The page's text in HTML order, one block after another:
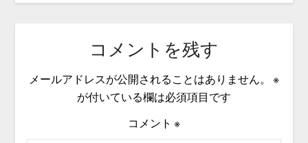
コメントを残す
メールアドレスが公開されることはありません。
※
が付いている欄は必須項目です
コメント ※